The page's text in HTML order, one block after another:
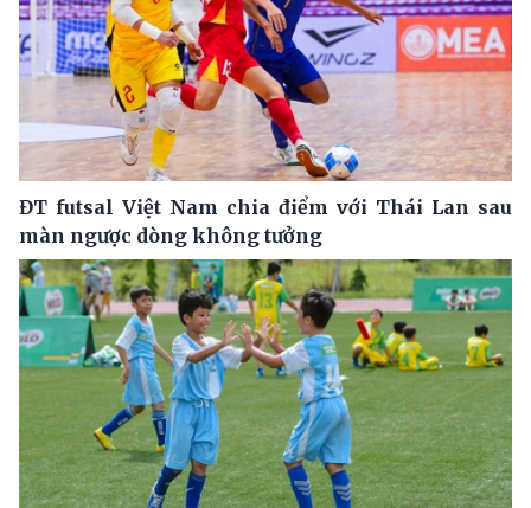
ĐT futsal Việt Nam chia điểm với Thái Lan sau
màn ngược dòng không tưởng